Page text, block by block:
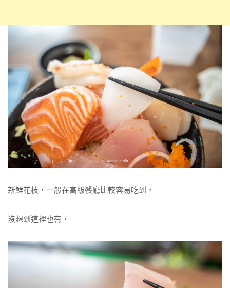
新鮮花枝，一般在高級餐廳比較容易吃到，
沒想到這裡也有，